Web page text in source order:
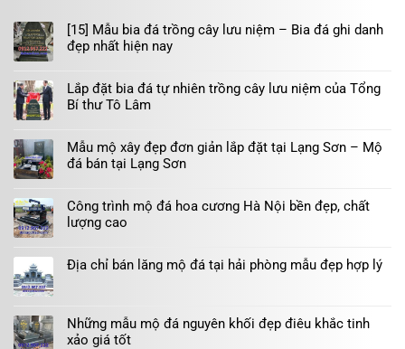
[15] Mẫu bia đá trồng cây lưu niệm – Bia đá ghi danh
đẹp nhất hiện nay
Lắp đặt bia đá tự nhiên trồng cây lưu niệm của Tổng
Bí thư Tô Lâm
Mẫu mộ xây đẹp đơn giản lắp đặt tại Lạng Sơn – Mộ
đá bán tại Lạng Sơn
Công trình mộ đá hoa cương Hà Nội bền đẹp, chất
lượng cao
Địa chỉ bán lăng mộ đá tại hải phòng mẫu đẹp hợp lý
Những mẫu mộ đá nguyên khối đẹp điêu khắc tinh
xảo giá tốt